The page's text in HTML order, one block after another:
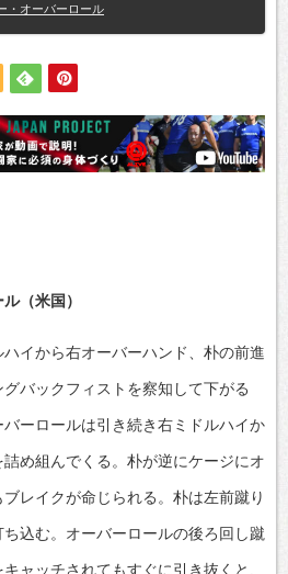
・オーバーロール
（米国）
イから右オーバーハンド、朴の前進
バックフィストを察知して下がる
ーロールは引き続き右ミドルハイか
め組んでくる。朴が逆にケージにオ
レイクが命じられる。朴は左前蹴り
込む。オーバーロールの後ろ回し蹴
ャッチされてもすぐに引き抜くと、